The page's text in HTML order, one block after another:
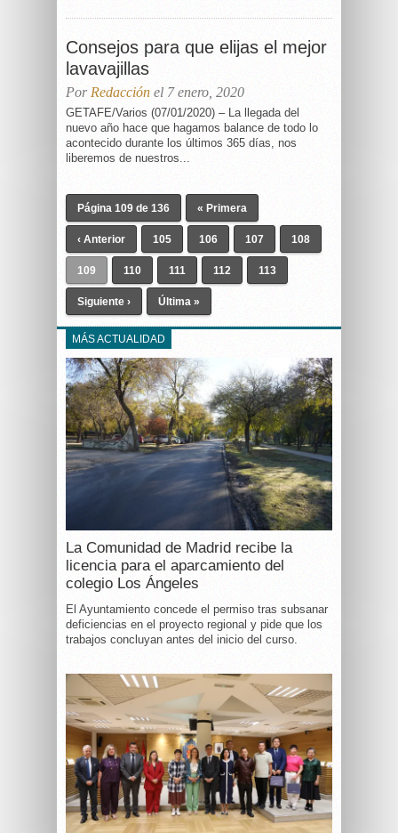
Consejos para que elijas el mejor
lavavajillas
Por Redacción el 7 enero, 2020
GETAFE/Varios (07/01/2020) – La llegada del
nuevo año hace que hagamos balance de todo lo
acontecido durante los últimos 365 días, nos
liberemos de nuestros...
Página 109 de 136 « Primera
‹ Anterior 105 106 107 108
109 110 111 112 113
Siguiente › Última »
MÁS ACTUALIDAD
La Comunidad de Madrid recibe la
licencia para el aparcamiento del
colegio Los Ángeles
El Ayuntamiento concede el permiso tras subsanar
deficiencias en el proyecto regional y pide que los
trabajos concluyan antes del inicio del curso.